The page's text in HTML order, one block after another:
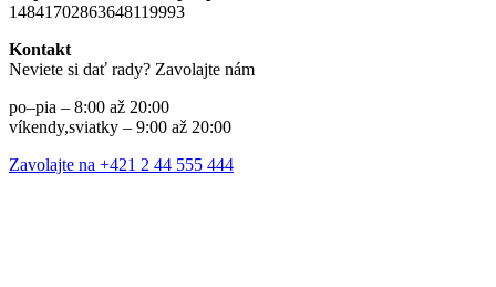
14841702863648119993
Kontakt
Neviete si dať rady? Zavolajte nám
po–pia – 8:00 až 20:00
víkendy,sviatky – 9:00 až 20:00
Zavolajte na +421 2 44 555 444